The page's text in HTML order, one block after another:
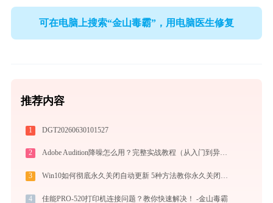
可在电脑上搜索“金山毒霸”，用电脑医生修复
推荐内容
1 DGT20260630101527
2 Adobe Audition降噪怎么用？完整实战教程（从入门到异常排查）
3 Win10如何彻底永久关闭自动更新 5种方法教你永久关闭win10自动更新
4 佳能PRO-520打印机连接问题？教你快速解决！ -金山毒霸